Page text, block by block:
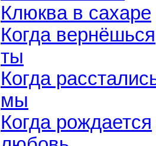
Клюква в сахаре
Когда вернёшься
ты
Когда
мы
Когда рождается